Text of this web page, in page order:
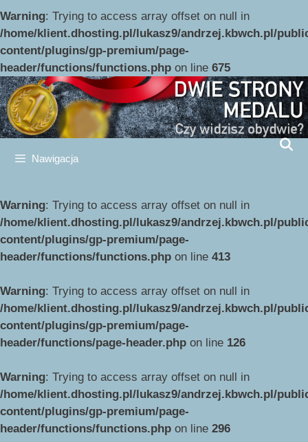
do
treści
Warning: Trying to access array offset on null in
/home/klient.dhosting.pl/lukasz9/andrzej.kbwch.pl/
content/plugins/gp-premium/page-
header/functions/functions.php on line 675
Nawigacja
Warning: Trying to access array offset on null in
/home/klient.dhosting.pl/lukasz9/andrzej.kbwch.pl/
content/plugins/gp-premium/page-
header/functions/functions.php on line 413
Warning: Trying to access array offset on null in
/home/klient.dhosting.pl/lukasz9/andrzej.kbwch.pl/
content/plugins/gp-premium/page-
header/functions/page-header.php on line 126
Warning: Trying to access array offset on null in
/home/klient.dhosting.pl/lukasz9/andrzej.kbwch.pl/
content/plugins/gp-premium/page-
header/functions/functions.php on line 296